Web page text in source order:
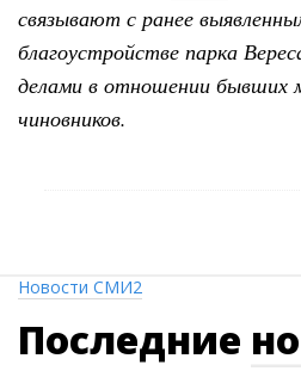
связывают с ранее
благоустройстве парка
делами в отношении бывших
чиновников.
Новости СМИ2
Последние